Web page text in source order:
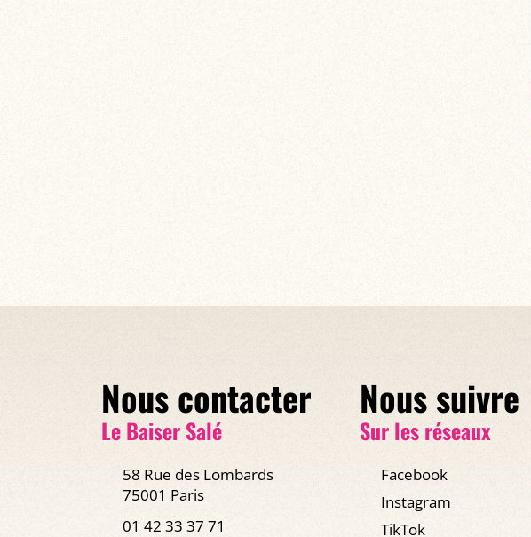
Nous contacter
Le Baiser Salé
58 Rue des Lombards
75001 Paris
01 42 33 37 71
Nous suivre
Sur les réseaux
Facebook
Instagram
TikTok